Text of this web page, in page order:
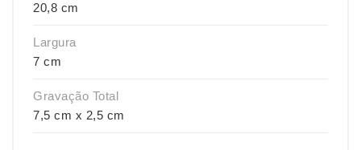
20,8 cm
Largura
7 cm
Gravação Total
7,5 cm x 2,5 cm